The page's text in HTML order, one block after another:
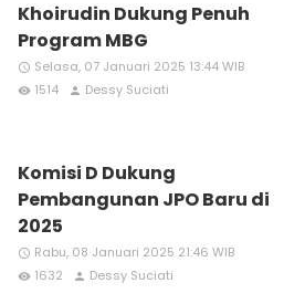
Khoirudin Dukung Penuh
Program MBG
access_time Selasa, 07 Januari 2025 13:44 WIB
remove_red_eye 1514 person Dessy Suciati
Komisi D Dukung
Pembangunan JPO Baru di
2025
access_time Rabu, 08 Januari 2025 21:46 WIB
remove_red_eye 1632 person Dessy Suciati